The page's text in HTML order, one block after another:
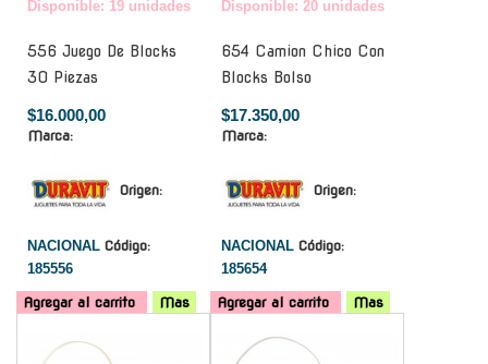
Disponible: 19 unidades
556 Juego De Blocks
30 Piezas
$16.000,00
Marca:
Origen:
NACIONAL Código:
185556
Agregar al carrito Mas
Disponible: 20 unidades
654 Camion Chico Con
Blocks Bolso
$17.350,00
Marca:
Origen:
NACIONAL Código:
185654
Agregar al carrito
Mas